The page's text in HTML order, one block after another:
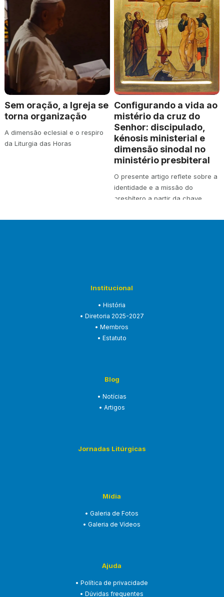
Sem oração, a Igreja se
torna organização
A dimensão eclesial e o respiro
da Liturgia das Horas
Configurando a vida ao
mistério da cruz do
Senhor: discipulado,
kénosis ministerial e
dimensão sinodal no
ministério presbiteral
O presente artigo reflete sobre a
identidade e a missão do
presbítero a partir da chave
Institucional
• História
• Diretoria 2025-2027
• Membros
• Estatuto
Blog
• Notícias
• Artigos
Jornadas Litúrgicas
Mídia
• Galeria de Fotos
• Galeria de Vídeos
Ajuda
• Política de privacidade
• Dúvidas frequentes